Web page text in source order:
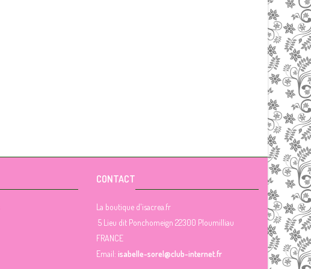
CONTACT
La boutique d'isacrea.fr
5 Lieu dit Ponchomeign 22300 Ploumilliau
FRANCE
Email: isabelle-sorel@club-internet.fr